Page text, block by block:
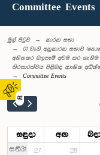
02
Committee Events
මුල් පිටුව
කාරක සභා
01 වැනි අනුකාරක සභාව
අහිතකර බලපෑම් අවම කර
තිරසාරත්වය පිළිබඳ ආංශික
Committee Events
සඳුදා අඟ
සති31 27 28